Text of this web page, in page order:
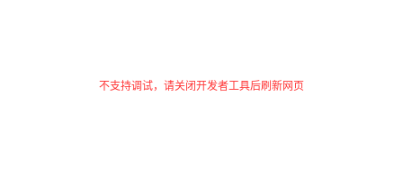
不支持调试，请关闭开发者工具后刷新网页